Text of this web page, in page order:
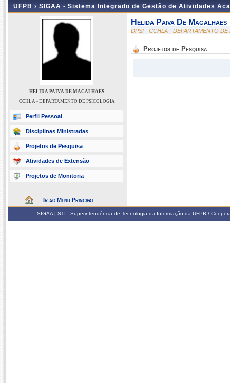
UFPB › SIGAA - Sistema Integrado de Gestão de Atividades
HELIDA PAIVA DE MAGALHAES
CCHLA - DEPARTAMENTO DE PSICOLOGIA
Perfil Pessoal
Disciplinas Ministradas
Projetos de Pesquisa
Atividades de Extensão
Projetos de Monitoria
Ir ao Menu Principal
Helida Paiva De Magalhaes
DPSI - CCHLA - DEPARTAMENTO
Projetos de Pesquisa
SIGAA | STI - Superintendência de Tecnologia da Informação da UFPB /